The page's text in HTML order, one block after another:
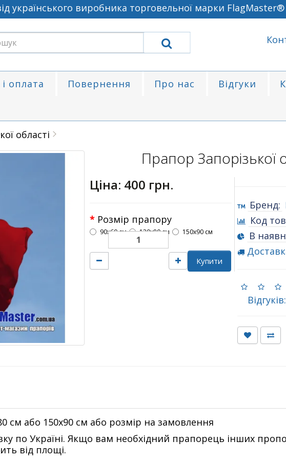
українського виробника торговельної марки FlagMaster®
оплата Повернення Про нас Відгуки
області
Прапор Запорізької
Ціна: 400 грн.
Розмір прапору
90х60 см 120х80 см 150х90 см
Купити
Бренд:
Код
В
см або 150х90 см або розмір на замовлення
по Україні. Якщо вам необхідний прапорець інших
від площі.